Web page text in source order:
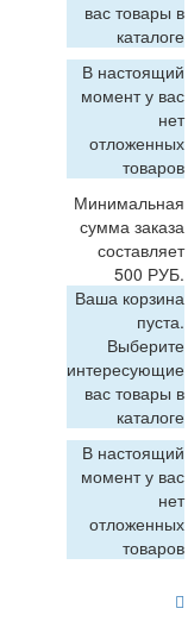
вас товары в
каталоге
В настоящий
момент у вас
нет
отложенных
товаров
Минимальная
сумма заказа
составляет
500 РУБ.
Ваша корзина
пуста.
Выберите
интересующие
вас товары в
каталоге
В настоящий
момент у вас
нет
отложенных
товаров